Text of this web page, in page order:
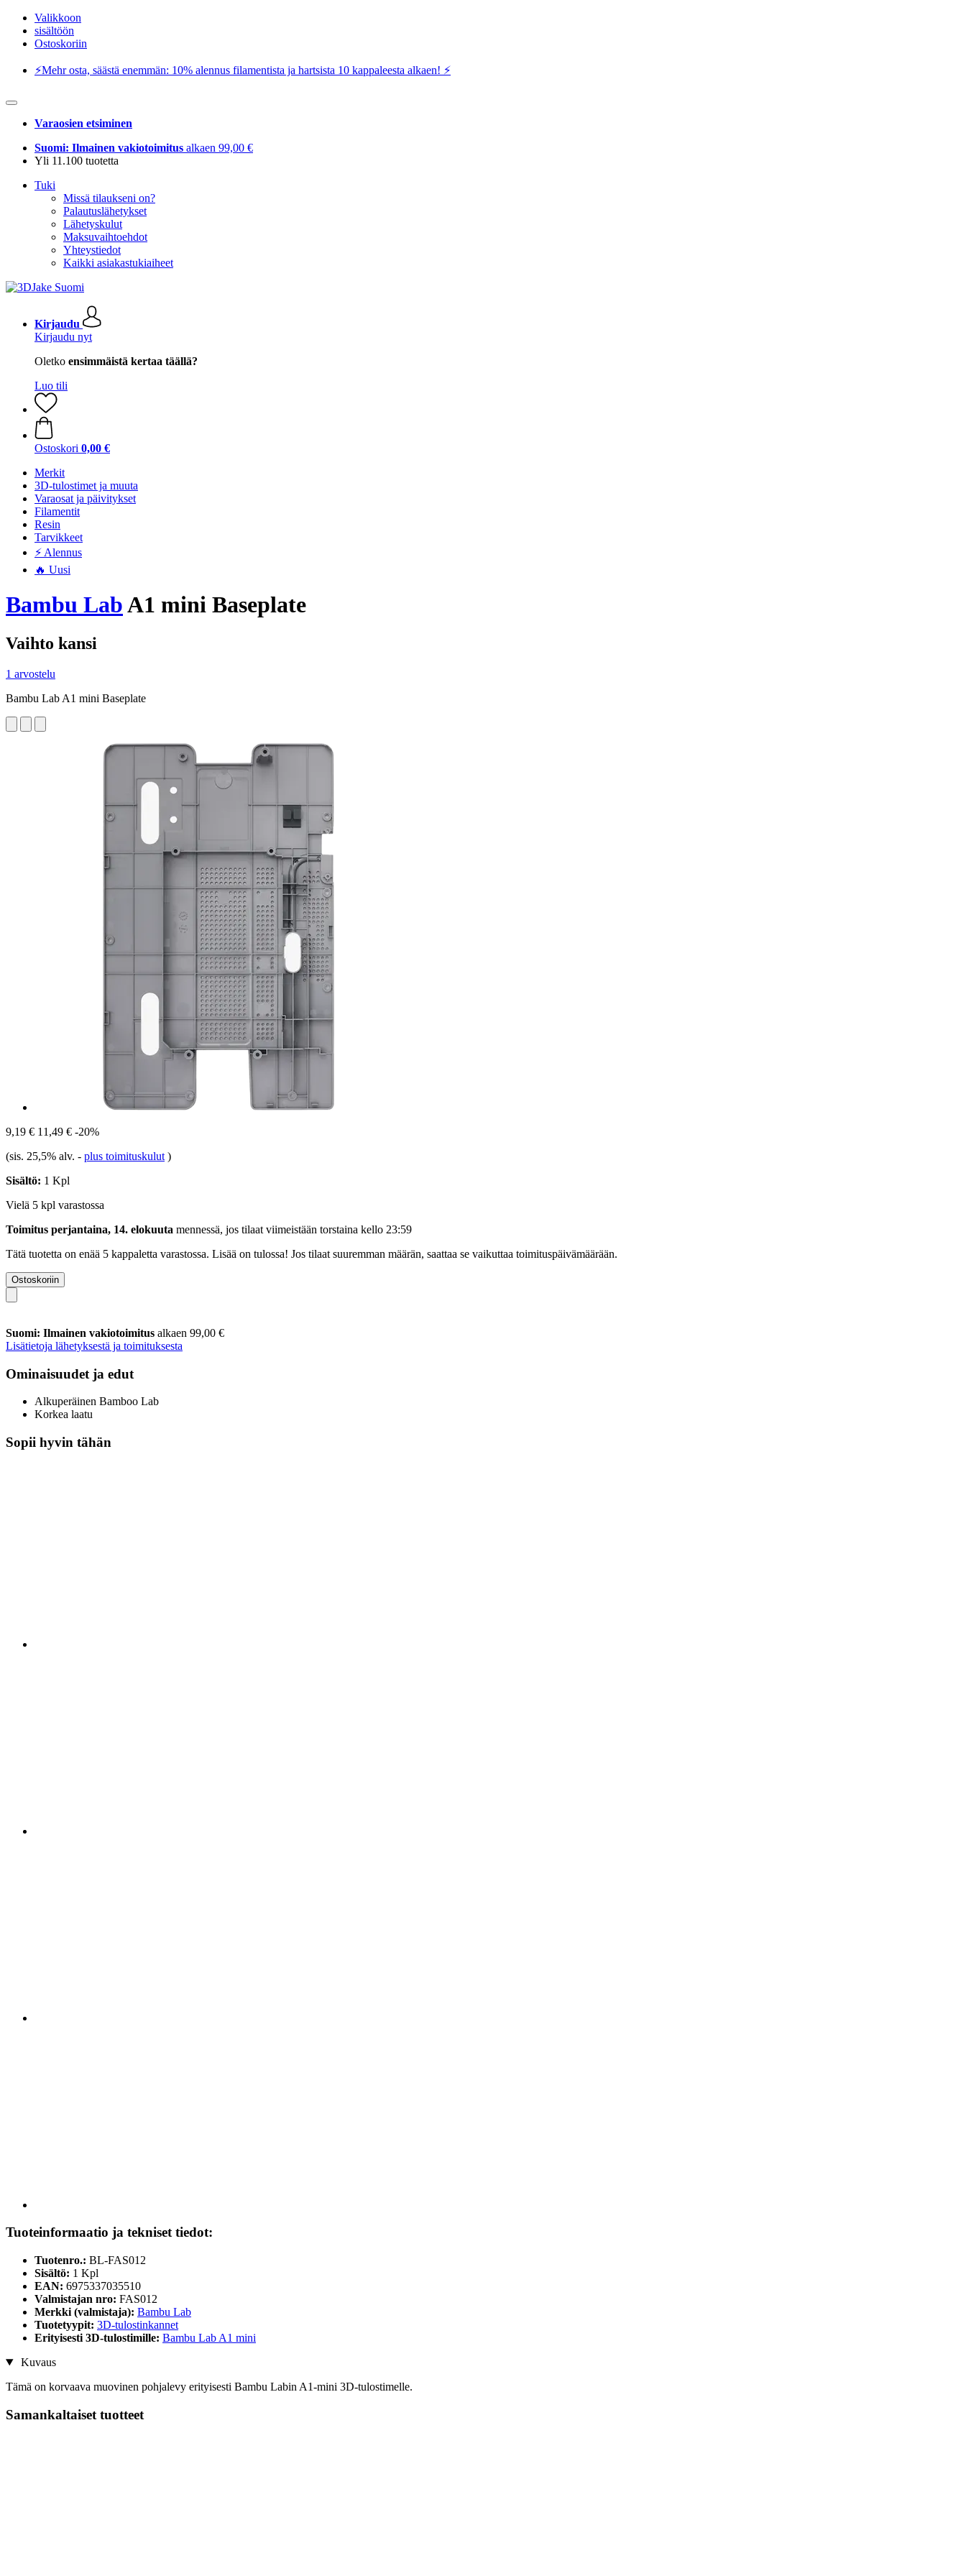
Valikkoon
sisältöön
Ostoskoriin
⚡️Mehr osta, säästä enemmän: 10% alennus filamentista ja hartsista 10 kappaleesta alkaen! ⚡️
Varaosien etsiminen
Suomi: Ilmainen vakiotoimitus alkaen 99,00 €
Yli 11.100 tuotetta
Tuki
Missä tilaukseni on?
Palautuslähetykset
Lähetyskulut
Maksuvaihtoehdot
Yhteystiedot
Kaikki asiakastukiaiheet
Kirjaudu
Kirjaudu nyt
Oletko ensimmäistä kertaa täällä?
Luo tili
Ostoskori 0,00 €
Merkit
3D-tulostimet ja muuta
Varaosat ja päivitykset
Filamentit
Resin
Tarvikkeet
⚡ Alennus
🔥 Uusi
Bambu LabA1 mini Baseplate
Vaihto kansi
1 arvostelu
Bambu Lab A1 mini Baseplate
9,19 € 11,49 € -20%
(sis. 25,5% alv. - plus toimituskulut )
Sisältö: 1 Kpl
Vielä 5 kpl varastossa
Toimitus perjantaina, 14. elokuuta mennessä, jos tilaat viimeistään torstaina kello 23:59
Tätä tuotetta on enää 5 kappaletta varastossa. Lisää on tulossa! Jos tilaat suuremman määrän, saattaa se vaikuttaa toimituspäivämäärään.
Ostoskoriin
Suomi: Ilmainen vakiotoimitus alkaen 99,00 €
Lisätietoja lähetyksestä ja toimituksesta
Ominaisuudet ja edut
Alkuperäinen Bamboo Lab
Korkea laatu
Sopii hyvin tähän
Tuoteinformaatio ja tekniset tiedot:
Tuotenro.: BL-FAS012
Sisältö: 1 Kpl
EAN: 6975337035510
Valmistajan nro: FAS012
Merkki (valmistaja): Bambu Lab
Tuotetyypit: 3D-tulostinkannet
Erityisesti 3D-tulostimille: Bambu Lab A1 mini
Kuvaus
Tämä on korvaava muovinen pohjalevy erityisesti Bambu Labin A1-mini 3D-tulostimelle.
Samankaltaiset tuotteet